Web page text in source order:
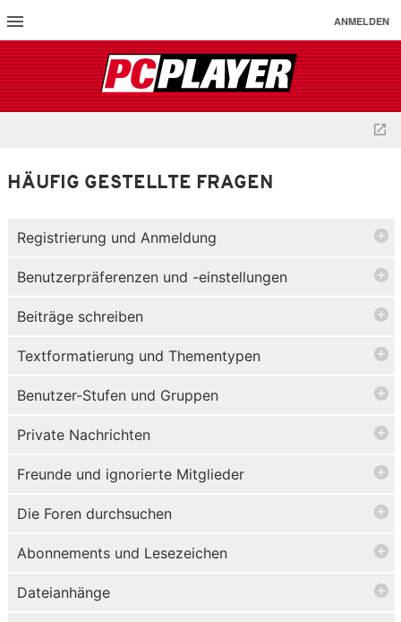
ANMELDEN
HÄUFIG GESTELLTE FRAGEN
Registrierung und Anmeldung
Benutzerpräferenzen und -einstellungen
Beiträge schreiben
Textformatierung und Thementypen
Benutzer-Stufen und Gruppen
Private Nachrichten
Freunde und ignorierte Mitglieder
Die Foren durchsuchen
Abonnements und Lesezeichen
Dateianhänge